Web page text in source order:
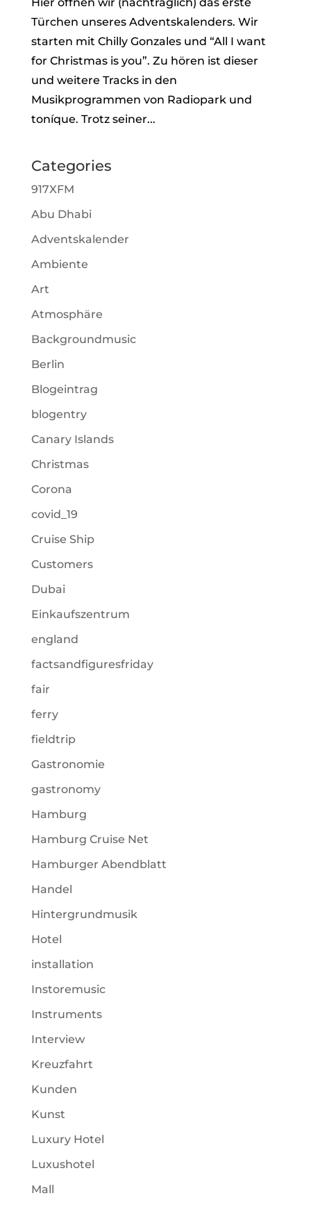
Türchen unseres Adventskalenders. Wir
starten mit Chilly Gonzales und “All I want
for Christmas is you”. Zu hören ist dieser
und weitere Tracks in den
Musikprogrammen von Radiopark und
toníque. Trotz seiner...
Categories
917XFM
Abu Dhabi
Adventskalender
Ambiente
Art
Atmosphäre
Backgroundmusic
Berlin
Blogeintrag
blogentry
Canary Islands
Christmas
Corona
covid_19
Cruise Ship
Customers
Dubai
Einkaufszentrum
england
factsandfiguresfriday
fair
ferry
fieldtrip
Gastronomie
gastronomy
Hamburg
Hamburg Cruise Net
Hamburger Abendblatt
Handel
Hintergrundmusik
Hotel
installation
Instoremusic
Instruments
Interview
Kreuzfahrt
Kunden
Kunst
Luxury Hotel
Luxushotel
Mall